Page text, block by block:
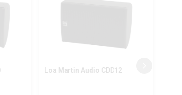
Loa Martin Audio CDD12